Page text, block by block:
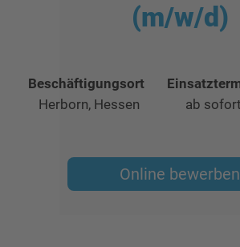
(m/w/d)
Beschäftigungsort
Herborn, Hessen
ab sofort
Online bewerben